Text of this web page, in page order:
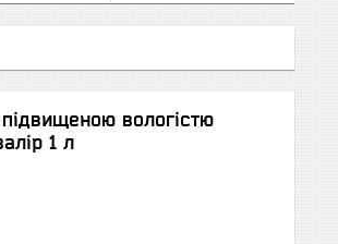
вологістю
1 л